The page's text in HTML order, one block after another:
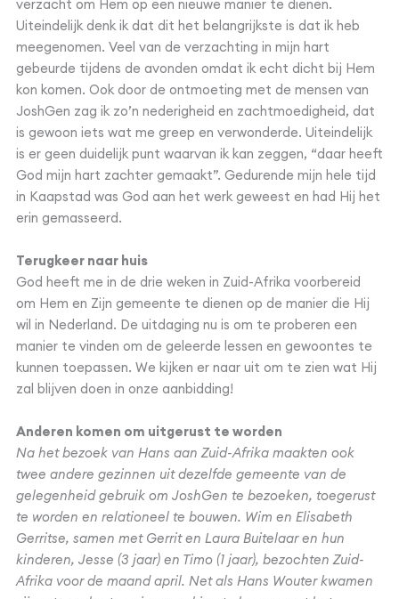
verzacht om Hem op een nieuwe manier te dienen.
Uiteindelijk denk ik dat dit het belangrijkste is dat ik heb
meegenomen. Veel van de verzachting in mijn hart
gebeurde tijdens de avonden omdat ik echt dicht bij Hem
kon komen. Ook door de ontmoeting met de mensen van
JoshGen zag ik zo’n nederigheid en zachtmoedigheid, dat
is gewoon iets wat me greep en verwonderde. Uiteindelijk
is er geen duidelijk punt waarvan ik kan zeggen, “daar heeft
God mijn hart zachter gemaakt”. Gedurende mijn hele tijd
in Kaapstad was God aan het werk geweest en had Hij het
erin gemasseerd.
Terugkeer naar huis
God heeft me in de drie weken in Zuid-Afrika voorbereid
om Hem en Zijn gemeente te dienen op de manier die Hij
wil in Nederland. De uitdaging nu is om te proberen een
manier te vinden om de geleerde lessen en gewoontes te
kunnen toepassen. We kijken er naar uit om te zien wat Hij
zal blijven doen in onze aanbidding!
Anderen komen om uitgerust te worden
Na het bezoek van Hans aan Zuid-Afrika maakten ook
twee andere gezinnen uit dezelfde gemeente van de
gelegenheid gebruik om JoshGen te bezoeken, toegerust
te worden en relationeel te bouwen. Wim en Elisabeth
Gerritse, samen met Gerrit en Laura Buitelaar en hun
kinderen, Jesse (3 jaar) en Timo (1 jaar), bezochten Zuid-
Afrika voor de maand april. Net als Hans Wouter kwamen